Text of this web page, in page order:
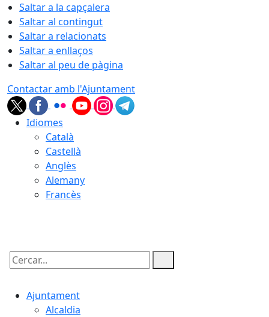
Saltar a la capçalera
Saltar al contingut
Saltar a relacionats
Saltar a enllaços
Saltar al peu de pàgina
Contactar amb l'Ajuntament
Idiomes
Català
Castellà
Anglès
Alemany
Francès
Cercar:
Ajuntament
Alcaldia